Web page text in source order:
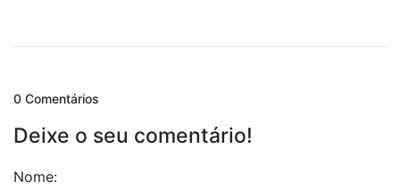
0 Comentários
Deixe o seu comentário!
Nome: